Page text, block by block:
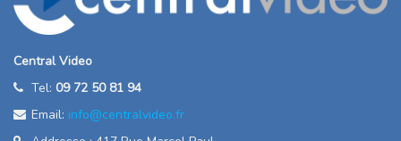
Central Video
Tel: 09 72 50 81 94
Email: info@centralvideo.fr